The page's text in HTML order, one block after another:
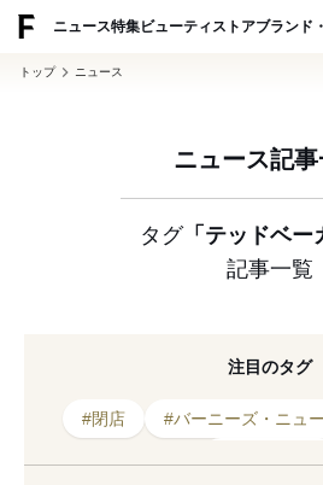
ニュース特集ビューティ ストアブランド
トップ ニュース
ニュース記
タグ「テッドベー
記事一覧
注目のタグ
#閉店 #バーニーズ・ニュ